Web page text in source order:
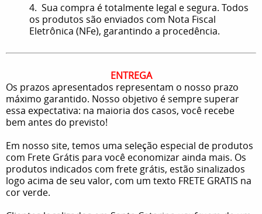
4. Sua compra é totalmente legal e segura. Todos
os produtos são enviados com Nota Fiscal
Eletrônica (NFe), garantindo a procedência.
ENTREGA
Os prazos apresentados representam o nosso prazo
máximo garantido. Nosso objetivo é sempre superar
essa expectativa: na maioria dos casos, você recebe
bem antes do previsto!
Em nosso site, temos uma seleção especial de produtos
com Frete Grátis para você economizar ainda mais. Os
produtos indicados com frete grátis, estão sinalizados
logo acima de seu valor, com um texto FRETE GRATIS na
cor verde.